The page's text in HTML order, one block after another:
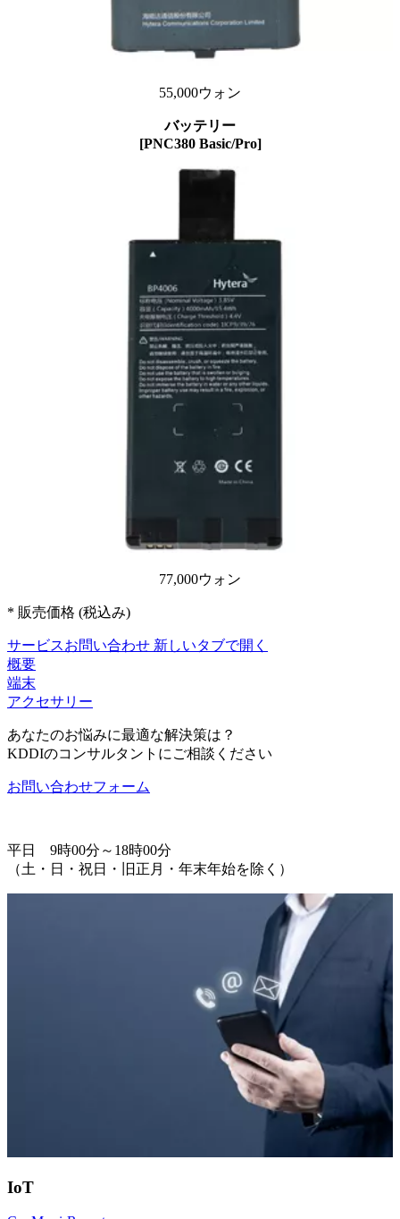
55,000ウォン
バッテリー
[PNC380 Basic/Pro]
77,000ウォン
* 販売価格 (税込み)
サービスお問い合わせ 新しいタブで開く
概要
端末
アクセサリー
あなたのお悩みに最適な解決策は？
KDDIのコンサルタントにご相談ください
お問い合わせフォーム
平日 9時00分～18時00分
（土・日・祝日・旧正月・年末年始を除く）
IoT